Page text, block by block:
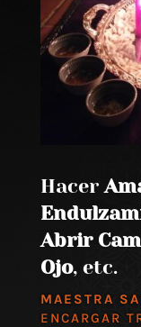
Hacer
Abrir
Ojo, etc.
MAESTRA
ENCARGAR